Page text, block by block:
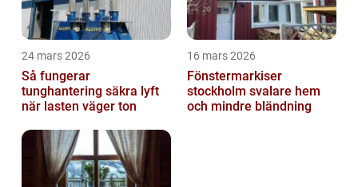
24 mars 2026
Så fungerar
tunghantering säkra lyft
när lasten väger ton
16 mars 2026
Fönstermarkiser
stockholm svalare hem
och mindre bländning